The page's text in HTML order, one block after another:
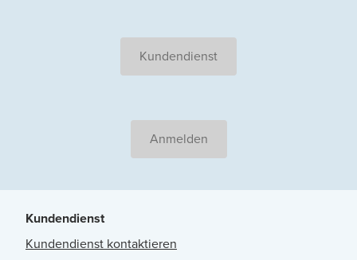
Kundendienst
Anmelden
Kundendienst
Kundendienst kontaktieren